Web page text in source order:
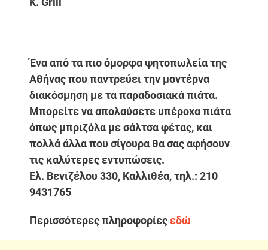
Ένα από τα πιο όμορφα ψητοπωλεία της
Αθήνας που παντρεύει την μοντέρνα
διακόσμηση με τα παραδοσιακά πιάτα.
Μπορείτε να απολαύσετε υπέροχα πιάτα
όπως μπριζόλα με σάλτσα φέτας, και
πολλά άλλα που σίγουρα θα σας αφήσουν
τις καλύτερες εντυπώσεις.
Ελ. Βενιζέλου 330, Καλλιθέα, τηλ.: 210
9431765
Περισσότερες πληροφορίες εδώ